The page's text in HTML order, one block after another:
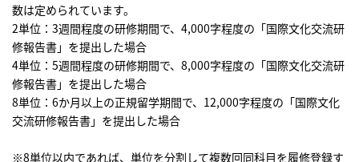
数は定められています。
2単位：3週間程度の研修期間で、4,000字程度の「国際文化交流研
修報告書」を提出した場合
4単位：5週間程度の研修期間で、8,000字程度の「国際文化交流研
修報告書」を提出した場合
8単位：6か月以上の正規留学期間で、12,000字程度の「国際文化
交流研修報告書」を提出した場合
※8単位以内であれば、単位を分割して複数回同科目を履修登録す